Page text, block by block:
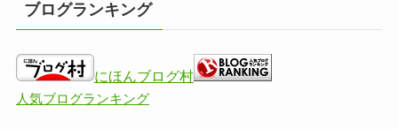
ブログランキング
にほんブログ村
人気ブログランキング